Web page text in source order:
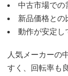
中古市場での
新品価格との
動作が安定し
人気メーカーの
すく、回転率も